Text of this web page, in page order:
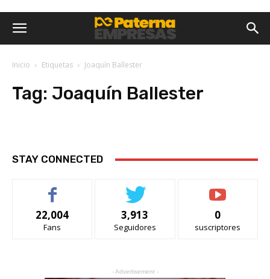
Inicio Etiquetas Joaquín Ballester
Tag: Joaquín Ballester
STAY CONNECTED
22,004
Fans
3,913
Seguidores
0
suscriptores
- Advertisement -